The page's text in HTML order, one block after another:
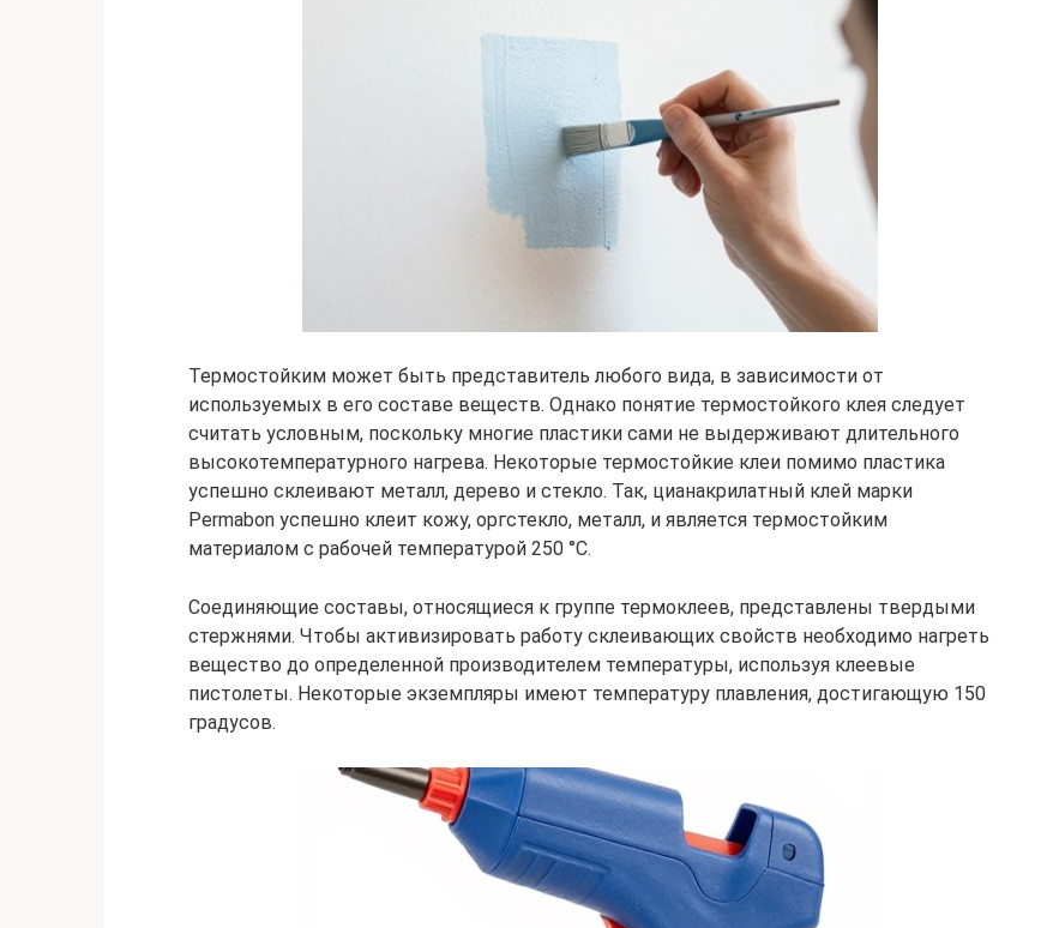
Термостойким может быть представитель любого вида, в зависимости от
используемых в его составе веществ. Однако понятие термостойкого клея следует
считать условным, поскольку многие пластики сами не выдерживают длительного
высокотемпературного нагрева. Некоторые термостойкие клеи помимо пластика
успешно склеивают металл, дерево и стекло. Так, цианакрилатный клей марки
Permabon успешно клеит кожу, оргстекло, металл, и является термостойким
материалом с рабочей температурой 250 °C.
Соединяющие составы, относящиеся к группе термоклеев, представлены твердыми
стержнями. Чтобы активизировать работу склеивающих свойств необходимо нагреть
вещество до определенной производителем температуры, используя клеевые
пистолеты. Некоторые экземпляры имеют температуру плавления, достигающую 150
градусов.